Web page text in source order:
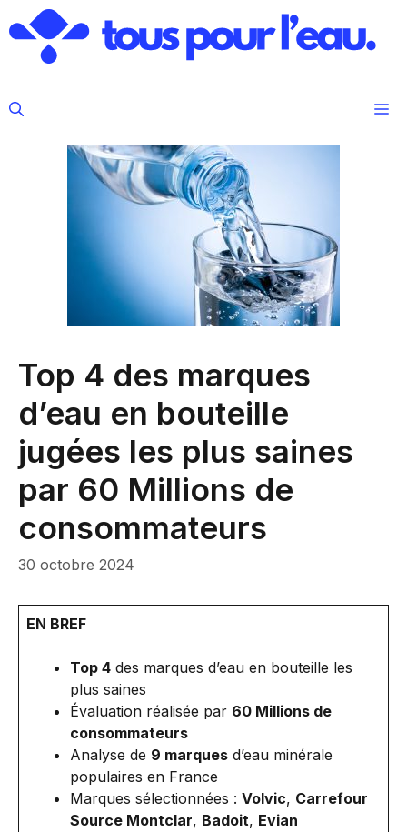
au
contenu
Top 4 des marques
d’eau en bouteille
jugées les plus saines
par 60 Millions de
consommateurs
30 octobre 2024
EN BREF
Top 4 des marques d’eau en bouteille les
plus saines
Évaluation réalisée par 60 Millions de
consommateurs
Analyse de 9 marques d’eau minérale
populaires en France
Marques sélectionnées : Volvic, Carrefour
Source Montclar, Badoit, Evian